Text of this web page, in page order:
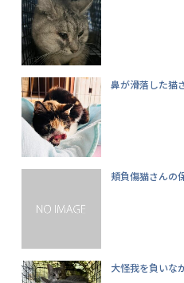
鼻が滑落した猫
頬負傷猫さんの
大怪我を負いな